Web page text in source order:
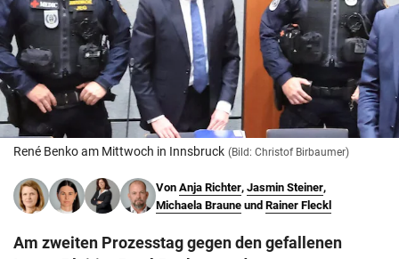
© Krone Multimedia GmbH & Co KG 2026
Muthgasse 2, 1190 Wien
René Benko am Mittwoch in Innsbruck (Bild: Christof Birbaumer)
Von Anja Richter, Jasmin Steiner,
Michaela Braune und Rainer Fleckl
Am zweiten Prozesstag gegen den gefallenen